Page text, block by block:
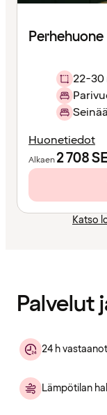
Perhehuone
22-30
Huonetiedot
Alkaen2 708
Katso
Palvelut
24 h
Lämpötilan